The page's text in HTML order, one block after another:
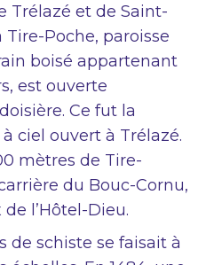
Trélazé et de Saint-
Tire-Poche, paroisse
boisé appartenant
est ouverte
Ce fut la
ciel ouvert à Trélazé.
mètres de Tire-
du Bouc-Cornu,
l’Hôtel-Dieu.
de schiste se faisait à